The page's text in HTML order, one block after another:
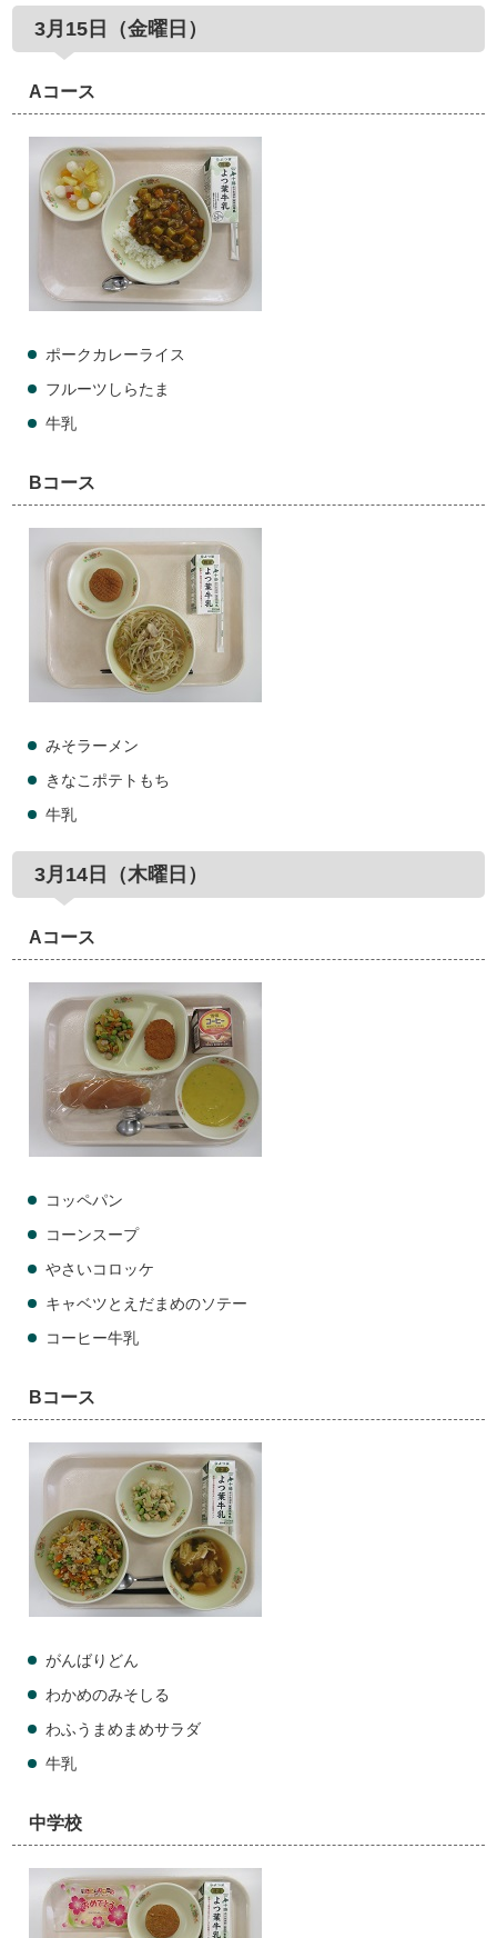
3月15日（金曜日）
Aコース
ポークカレーライス
フルーツしらたま
牛乳
Bコース
みそラーメン
きなこポテトもち
牛乳
3月14日（木曜日）
Aコース
コッペパン
コーンスープ
やさいコロッケ
キャベツとえだまめのソテー
コーヒー牛乳
Bコース
がんばりどん
わかめのみそしる
わふうまめまめサラダ
牛乳
中学校